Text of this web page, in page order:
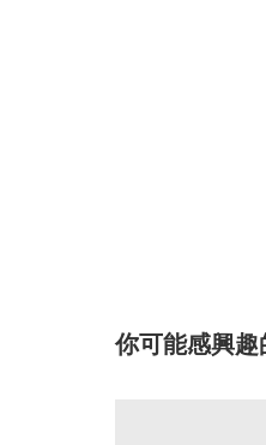
你可能感興趣